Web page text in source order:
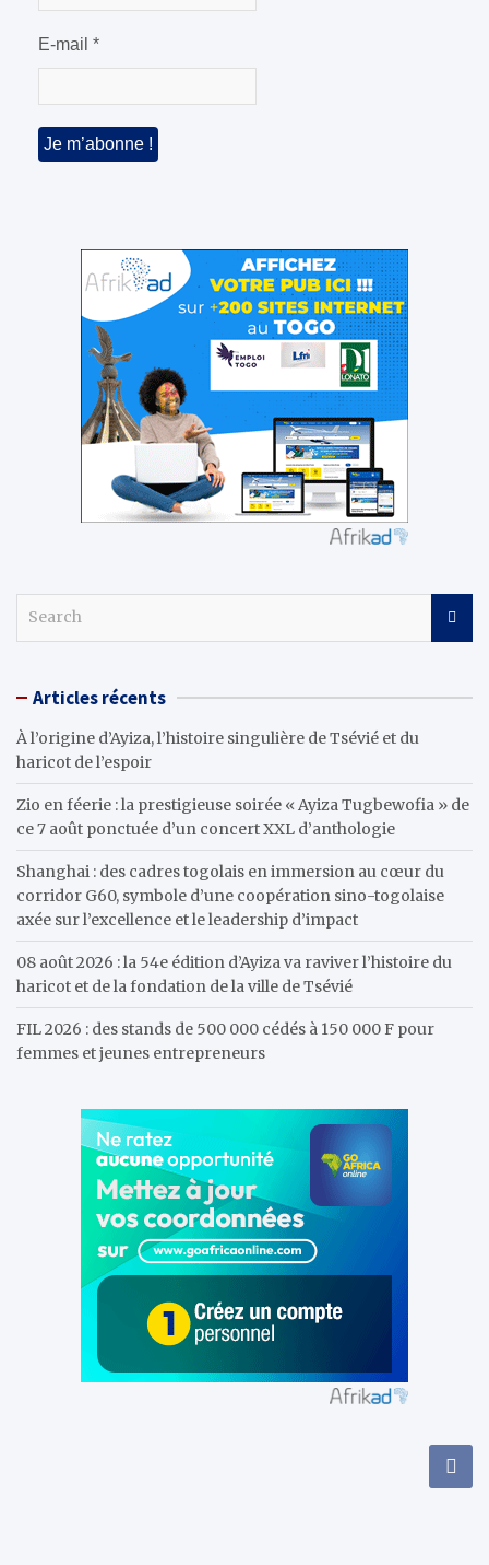
E-mail *
c
h
Articles récents
À l’origine d’Ayiza, l’histoire singulière de Tsévié et du
haricot de l’espoir
Zio en féerie : la prestigieuse soirée « Ayiza Tugbewofia » de
ce 7 août ponctuée d’un concert XXL d’anthologie
Shanghai : des cadres togolais en immersion au cœur du
corridor G60, symbole d’une coopération sino-togolaise
axée sur l’excellence et le leadership d’impact
08 août 2026 : la 54e édition d’Ayiza va raviver l’histoire du
haricot et de la fondation de la ville de Tsévié
FIL 2026 : des stands de 500 000 cédés à 150 000 F pour
femmes et jeunes entrepreneurs